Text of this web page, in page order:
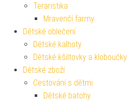
Teraristika
Mravenčí farmy
Dětské oblečení
Dětské kalhoty
Dětské kšiltovky a kloboučky
Dětské zboží
Cestování s dětmi
Dětské batohy